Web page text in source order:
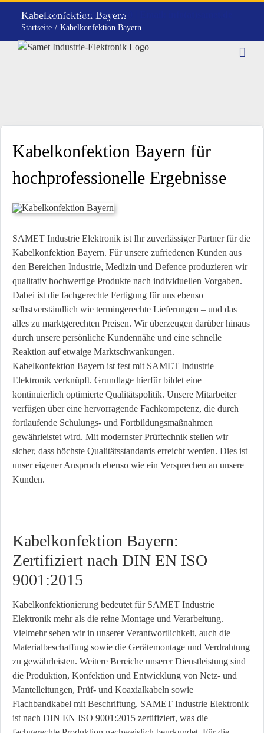
Tel. +49 8036 3013580 | Email: info(at)samet.de
Kabelkonfektion Bayern
Startseite Kabelkonfektion Bayern
Kabelkonfektion Bayern für
hochprofessionelle Ergebnisse
SAMET Industrie Elektronik ist Ihr zuverlässiger Partner für die
Kabelkonfektion Bayern. Für unsere zufriedenen Kunden aus
den Bereichen Industrie, Medizin und Defence produzieren wir
qualitativ hochwertige Produkte nach individuellen Vorgaben.
Dabei ist die fachgerechte Fertigung für uns ebenso
selbstverständlich wie termingerechte Lieferungen – und das
alles zu marktgerechten Preisen. Wir überzeugen darüber hinaus
durch unsere persönliche Kundennähe und eine schnelle
Reaktion auf etwaige Marktschwankungen.
Kabelkonfektion Bayern ist fest mit SAMET Industrie
Elektronik verknüpft. Grundlage hierfür bildet eine
kontinuierlich optimierte Qualitätspolitik. Unsere Mitarbeiter
verfügen über eine hervorragende Fachkompetenz, die durch
fortlaufende Schulungs- und Fortbildungsmaßnahmen
gewährleistet wird. Mit modernster Prüftechnik stellen wir
sicher, dass höchste Qualitätsstandards erreicht werden. Dies ist
unser eigener Anspruch ebenso wie ein Versprechen an unsere
Kunden.
Kabelkonfektion Bayern:
Zertifiziert nach DIN EN ISO
9001:2015
Kabelkonfektionierung bedeutet für SAMET Industrie
Elektronik mehr als die reine Montage und Verarbeitung.
Vielmehr sehen wir in unserer Verantwortlichkeit, auch die
Materialbeschaffung sowie die Gerätemontage und Verdrahtung
zu gewährleisten. Weitere Bereiche unserer Dienstleistung sind
die Produktion, Konfektion und Entwicklung von Netz- und
Mantelleitungen, Prüf- und Koaxialkabeln sowie
Flachbandkabel mit Beschriftung. SAMET Industrie Elektronik
ist nach DIN EN ISO 9001:2015 zertifiziert, was die